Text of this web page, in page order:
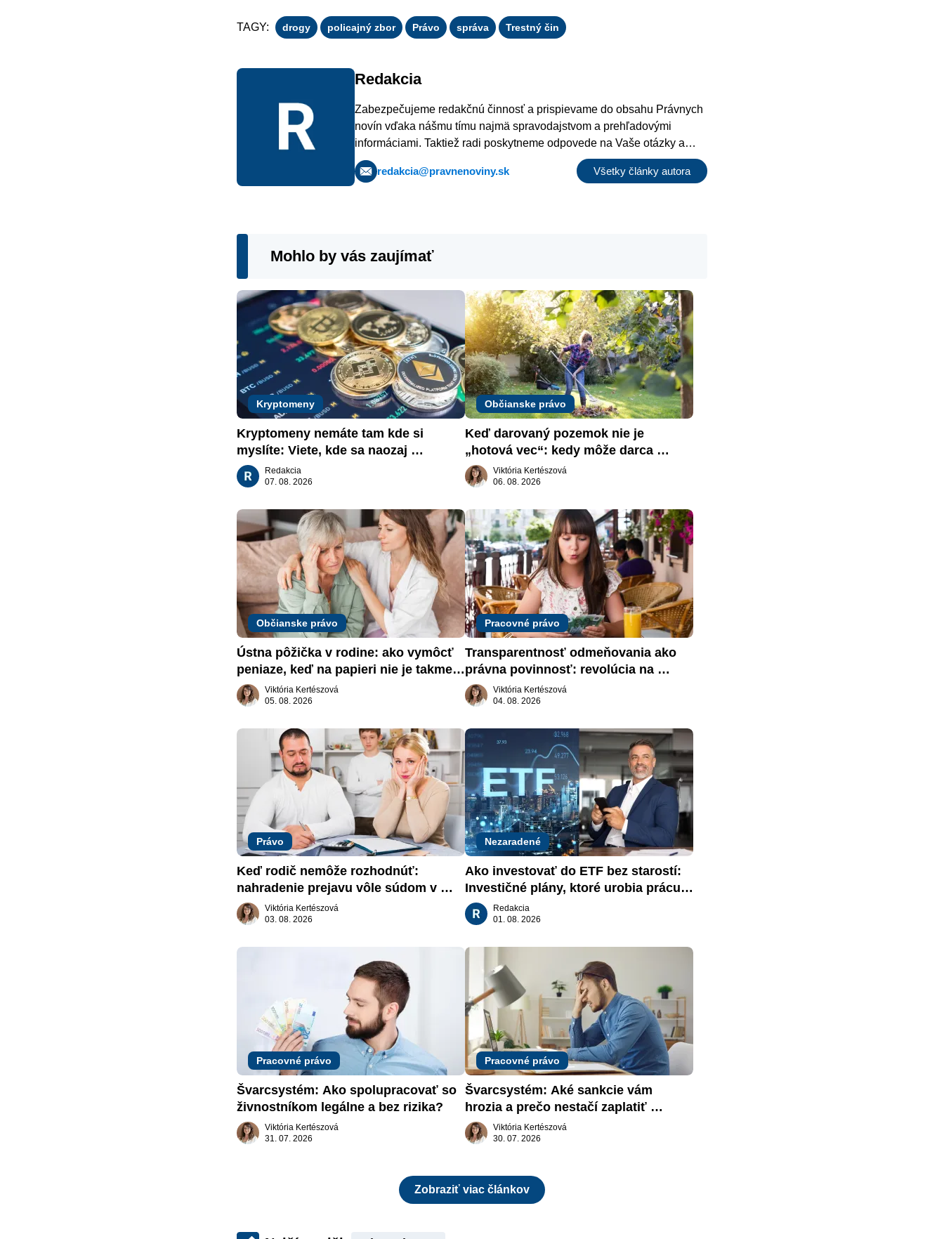
TAGY: drogy policajný zbor Právo správa Trestný čin
Redakcia
redakcia@pravnenoviny.sk
Zabezpečujeme redakčnú činnosť a prispievame do obsahu Právnych
novín vďaka nášmu tímu najmä spravodajstvom a prehľadovými
informáciami. Taktiež radi poskytneme odpovede na Vaše otázky a
privítame aj akékoľvek podnety na zaujímavé správy či iné články.
Všetky články autora
Mohlo by vás zaujímať
Kryptomeny
Kryptomeny nemáte tam kde si
myslíte: Viete, kde sa naozaj
nachádzajú?
Redakcia
07. 08. 2026
Občianske právo
Keď darovaný pozemok nie je
„hotová vec“: kedy môže darca
žiadať dar späť
Viktória Kertészová
06. 08. 2026
Občianske právo
Ústna pôžička v rodine: ako vymôcť
peniaze, keď na papieri nie je takmer
nič
Viktória Kertészová
05. 08. 2026
Pracovné právo
Transparentnosť odmeňovania ako
právna povinnosť: revolúcia na
slovenskom trhu práce
Viktória Kertészová
04. 08. 2026
Právo
Keď rodič nemôže rozhodnúť:
nahradenie prejavu vôle súdom v
záujme dieťaťa
Viktória Kertészová
03. 08. 2026
Nezaradené
Ako investovať do ETF bez starostí:
Investičné plány, ktoré urobia prácu
za vásRedakcia
01. 08. 2026
Pracovné právo
Švarcsystém: Ako spolupracovať so
živnostníkom legálne a bez rizika?
Viktória Kertészová
31. 07. 2026
Pracovné právo
Švarcsystém: Aké sankcie vám
hrozia a prečo nestačí zaplatiť
pokutu?Viktória Kertészová
30. 07. 2026
Zobraziť viac článkov